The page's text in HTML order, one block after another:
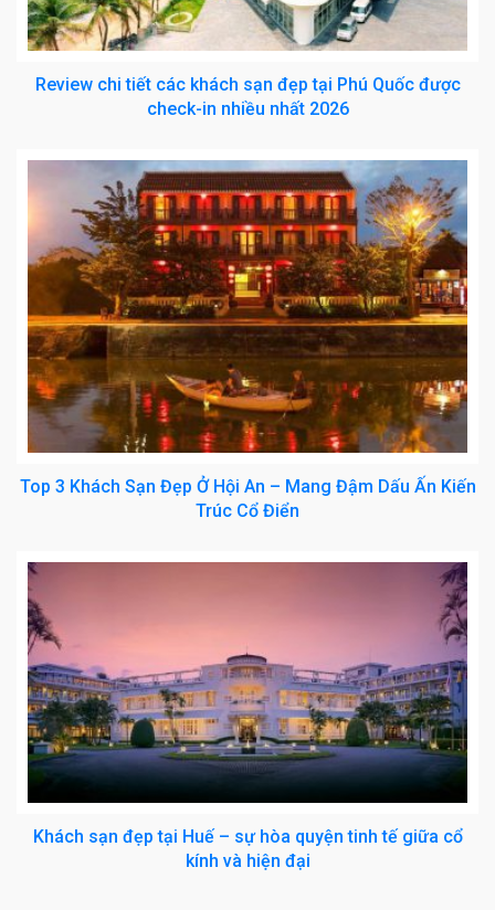
Review chi tiết các khách sạn đẹp tại Phú Quốc được
check-in nhiều nhất 2026
Top 3 Khách Sạn Đẹp Ở Hội An – Mang Đậm Dấu Ấn Kiến
Trúc Cổ Điển
Khách sạn đẹp tại Huế – sự hòa quyện tinh tế giữa cổ
kính và hiện đại